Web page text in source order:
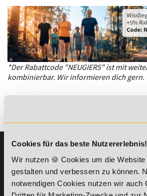
Cookies für das beste Nutzererlebnis!
Wir nutzen 🍪 Cookies um die
gestalten und verbessern zu können.
notwendigen Cookies nutzen wir auch
*Der Rabattcode "NEUGIER5" ist mit
kombinierbar. Wir informieren dich gern.
Es gibt keine Einträge mit diesem
07191-22987-0
WhatsApp: